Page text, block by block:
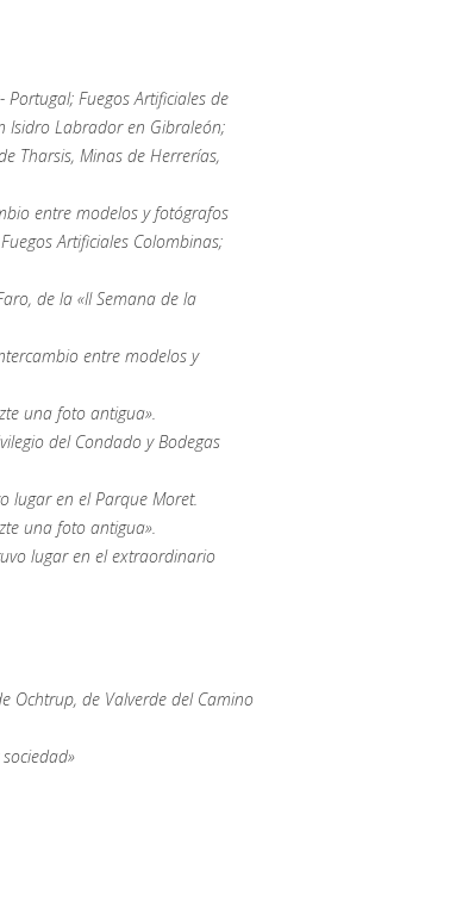
Fuegos Artificiales de
Isidro Labrador en Gibraleón;
Tharsis, Minas de Herrerías,
entre modelos y fotógrafos
Artificiales Colombinas;
de la «II Semana de la
entre modelos y
una foto antigua».
del Condado y Bodegas
lugar en el Parque Moret.
una foto antigua».
lugar en el extraordinario
Ochtrup, de Valverde del Camino